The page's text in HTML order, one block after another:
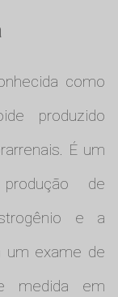
como
produzido
É um
de
e a
um exame de
medida em